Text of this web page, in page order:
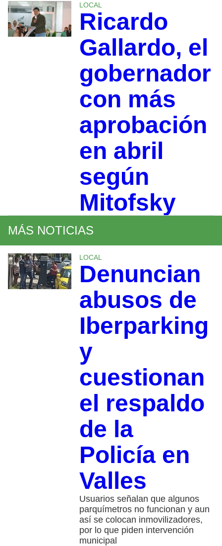
LOCAL
Ricardo
Gallardo, el
gobernador
con más
aprobación
en abril
según
Mitofsky
MÁS NOTICIAS
LOCAL
Denuncian
abusos de
Iberparking
y
cuestionan
el respaldo
de la
Policía en
Valles
Usuarios señalan que algunos
parquímetros no funcionan y aun
así se colocan inmovilizadores,
por lo que piden intervención
municipal